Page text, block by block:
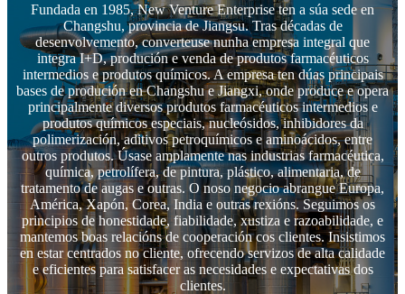
Fundada en 1985, New Venture Enterprise ten a súa sede en
Changshu, provincia de Jiangsu. Tras décadas de
desenvolvemento, converteuse nunha empresa integral que
integra I+D, produción e venda de produtos farmacéuticos
intermedios e produtos químicos. A empresa ten dúas principais
bases de produción en Changshu e Jiangxi, onde produce e opera
principalmente diversos produtos farmacéuticos intermedios e
produtos químicos especiais, nucleósidos, inhibidores da
polimerización, aditivos petroquímicos e aminoácidos, entre
outros produtos. Úsase amplamente nas industrias farmacéutica,
química, petrolífera, de pintura, plástico, alimentaria, de
tratamento de augas e outras. O noso negocio abrangue Europa,
América, Xapón, Corea, India e outras rexións. Seguimos os
principios de honestidade, fiabilidade, xustiza e razoabilidade, e
mantemos boas relacións de cooperación cos clientes. Insistimos
en estar centrados no cliente, ofrecendo servizos de alta calidade
e eficientes para satisfacer as necesidades e expectativas dos
clientes.